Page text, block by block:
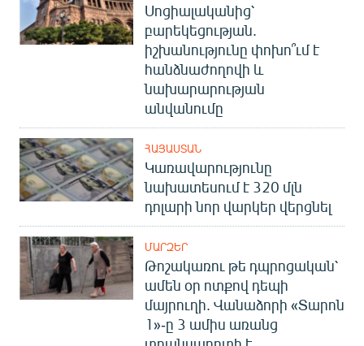
Սոցիալականից՝
բարեկեցության.
իշխանությունը փոխո՞ւմ է
հանձնաժողովի և
նախարարության
անվանումը
ՀԱՅԱՍՏԱՆ
Կառավարությունը
նախատեսում է 320 մլն
դոլարի նոր վարկեր վերցնել
ՄԱՐԶԵՐ
Թոշակառու թե դպրոցական՝
ամեն օր ոտքով դեպի
մայրուղի. Վանաձորի «Տարոն
1»-ը 3 ամիս առանց